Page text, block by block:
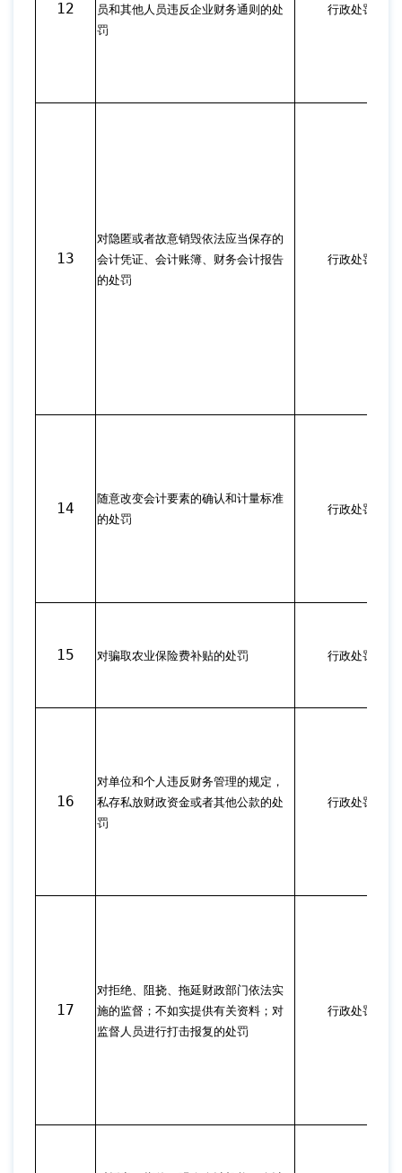
12
员和其他人员违反企业财务通则的处
罚
行政处罚
13
对隐匿或者故意销毁依法应当保存的
会计凭证、会计账簿、财务会计报告
的处罚
行政处罚
14
随意改变会计要素的确认和计量标准
的处罚
行政处罚
15 对骗取农业保险费补贴的处罚 行政处罚
16
对单位和个人违反财务管理的规定，
私存私放财政资金或者其他公款的处
罚
行政处罚
17
对拒绝、阻挠、拖延财政部门依法实
施的监督；不如实提供有关资料；对
监督人员进行打击报复的处罚
行政处罚